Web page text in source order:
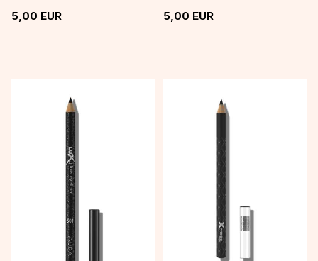
5,00 EUR 5,00 EUR